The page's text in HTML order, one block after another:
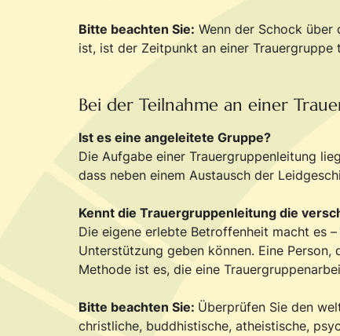
Bitte beachten Sie: Wenn der Schock
ist, ist der Zeitpunkt an einer Trauergruppe
Bei der Teilnahme an einer
Ist es eine angeleitete Gruppe?
Die Aufgabe einer Trauergruppenleitung
dass neben einem Austausch der
Kennt die Trauergruppenleitung die
Die eigene erlebte Betroffenheit macht es
Unterstützung geben können. Eine
Methode ist es, die eine
Bitte beachten Sie: Überprüfen Sie den
christliche, buddhistische, atheistische,